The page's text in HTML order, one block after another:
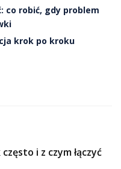
co robić, gdy problem
krok po kroku
i z czym łączyć